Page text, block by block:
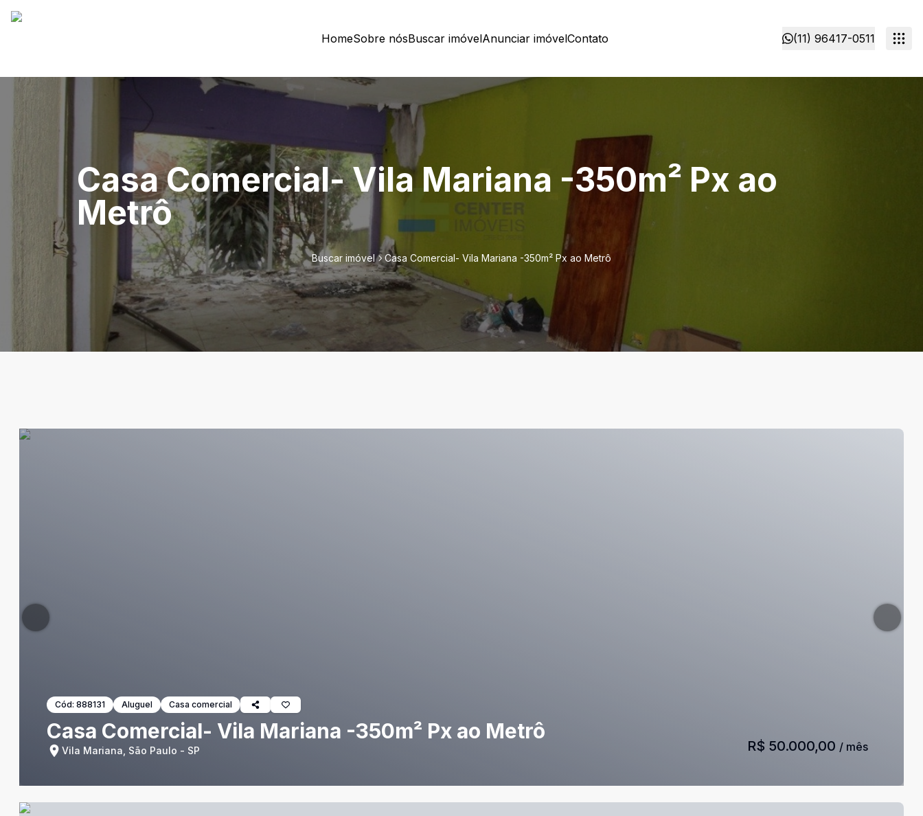
HomeSobre nósBuscar imóvelAnunciar imóvelContato (11) 96417-0511
Casa Comercial- Vila Mariana -350m² Px ao
Metrô
Buscar imóvel Casa Comercial- Vila Mariana -350m² Px ao Metrô
Cód: 888131 Aluguel Casa comercial
Casa Comercial- Vila Mariana -350m² Px ao Metrô
Vila Mariana, São Paulo - SP R$ 50.000,00 / mês